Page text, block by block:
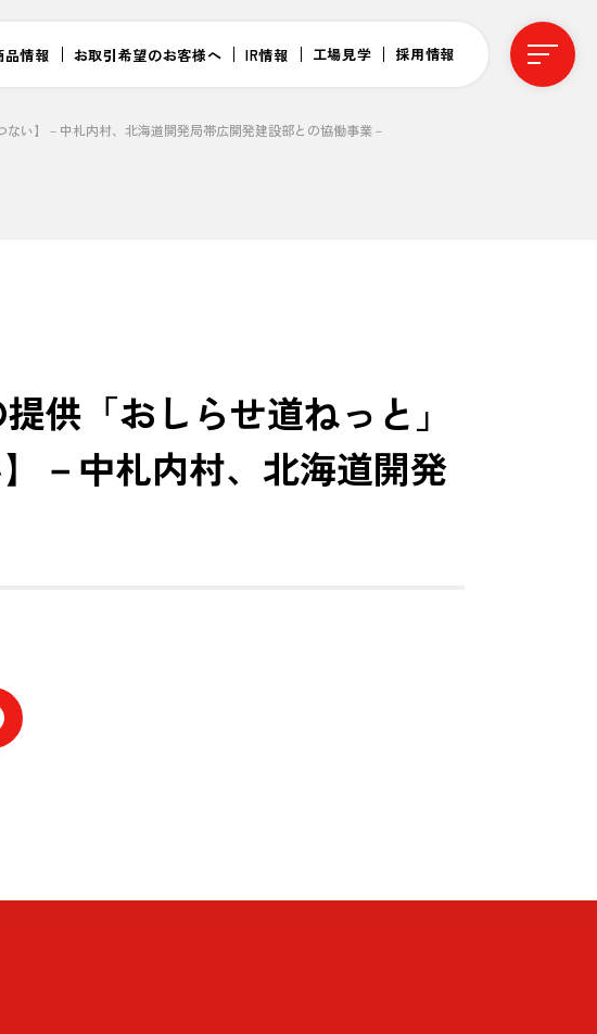
品情報 お取引希望のお客様へ IR情報 工場見学 採用情報
い】－中札内村、北海道開発局帯広開発建設部との協働事業－
供「おしらせ道ねっと」
－中札内村、北海道開発